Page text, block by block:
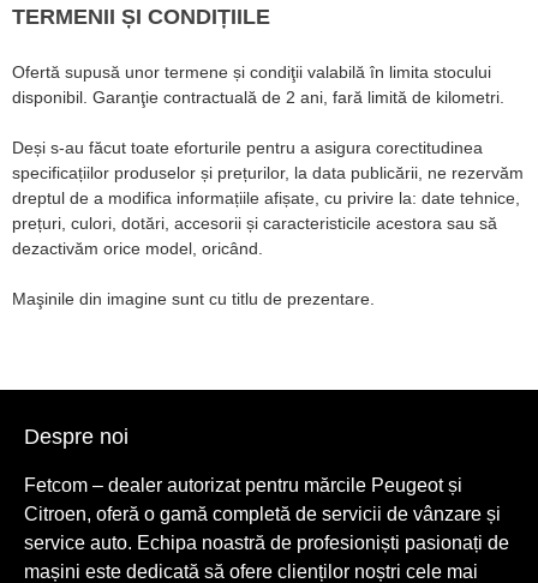
TERMENII ȘI CONDIȚIILE
Ofertă supusă unor termene și condiţii valabilă în limita stocului
disponibil. Garanţie contractuală de 2 ani, fară limită de kilometri.
Deși s-au făcut toate eforturile pentru a asigura corectitudinea
specificațiilor produselor și prețurilor, la data publicării, ne rezervăm
dreptul de a modifica informațiile afișate, cu privire la: date tehnice,
prețuri, culori, dotări, accesorii și caracteristicile acestora sau să
dezactivăm orice model, oricând.
Maşinile din imagine sunt cu titlu de prezentare.
Despre noi
Fetcom – dealer autorizat pentru mărcile Peugeot și
Citroen, oferă o gamă completă de servicii de vânzare și
service auto. Echipa noastră de profesioniști pasionați de
mașini este dedicată să ofere clienților noștri cele mai